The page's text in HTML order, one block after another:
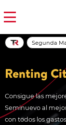
Renting
Consigue las
Seminuevo al
con todos los
Segunda